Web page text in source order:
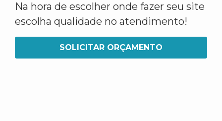
Na hora de escolher onde fazer seu site
escolha qualidade no atendimento!
SOLICITAR ORÇAMENTO